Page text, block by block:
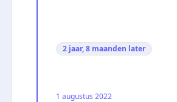
2 jaar, 8 maanden later
1 augustus 2022